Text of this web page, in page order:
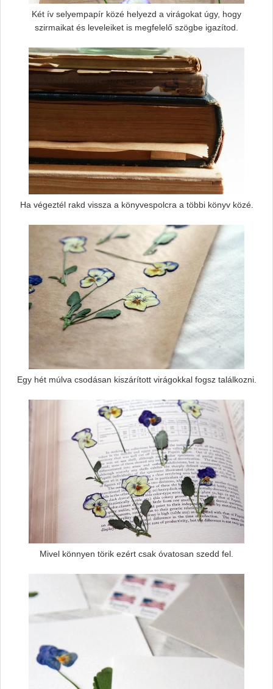
Két ív selyempapír közé helyezd a virágokat úgy, hogy
szirmaikat és leveleiket is megfelelő szögbe igazítod.
Ha végeztél rakd vissza a könyvespolcra a többi könyv közé.
Egy hét múlva csodásan kiszárított virágokkal fogsz találkozni.
Mivel könnyen törik ezért csak óvatosan szedd fel.